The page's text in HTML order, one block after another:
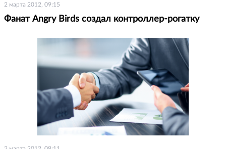
2 марта 2012, 09:15
Фанат Angry Birds создал контроллер-рогатку